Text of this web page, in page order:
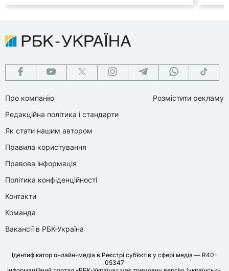
Про компанію
Редакційна політика і стандарти
Як стати нашим автором
Правила користування
Правова інформація
Політика конфіденційності
Контакти
Команда
Вакансії в РБК-Україна
Розмістити рекламу
Ідентифікатор онлайн-медіа в Реєстрі суб’єктів у сфері медіа — R40-
05347